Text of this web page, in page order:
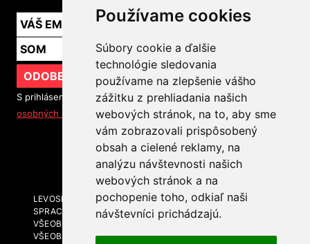
Používame cookies
Súbory cookie a ďalšie
technológie sledovania
používame na zlepšenie vášho
zážitku z prehliadania našich
webových stránok, na to, aby sme
vám zobrazovali prispôsobený
obsah a cielené reklamy, na
analýzu návštevnosti našich
webových stránok a na
pochopenie toho, odkiaľ naši
návštevníci prichádzajú.
ODOBERAŤ
S prihlásením na odber noviniek súhlasíte so spracovaním
osobných údajov
SLEDUJTE NÁS
LEVOSPHERE A MÉDIÁ
SPRACOVANIE OSOBNÝCH ÚDAJOV
VŠEOBECNÉ OBCHODNÉ PODMIENKY
VŠEOBECNÉ OBCHODNÉ PODMIENKY - BRANDING A